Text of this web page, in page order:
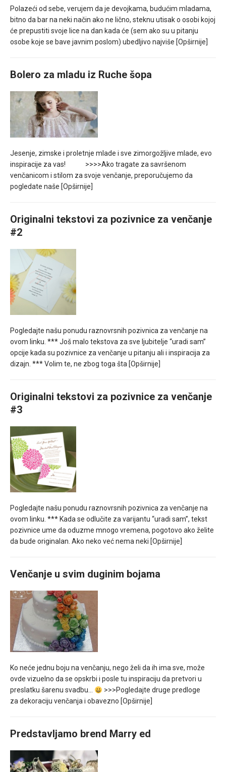
Polazeći od sebe, verujem da je devojkama, budućim mladama,
bitno da bar na neki način ako ne lično, steknu utisak o osobi kojoj
će prepustiti svoje lice na dan kada će (sem ako su u pitanju
osobe koje se bave javnim poslom) ubedljivo najviše [Opširnije]
Bolero za mladu iz Ruche šopa
Jesenje, zimske i proletnje mlade i sve zimorgožljive mlade, evo
inspiracije za vas! >>>>Ako tragate za savršenom
venčanicom i stilom za svoje venčanje, preporučujemo da
pogledate naše [Opširnije]
Originalni tekstovi za pozivnice za venčanje
#2
Pogledajte našu ponudu raznovrsnih pozivnica za venčanje na
ovom linku. *** Još malo tekstova za sve ljubitelje “uradi sam”
opcije kada su pozivnice za venčanje u pitanju ali i inspiracija za
dizajn. *** Volim te, ne zbog toga šta [Opširnije]
Originalni tekstovi za pozivnice za venčanje
#3
Pogledajte našu ponudu raznovrsnih pozivnica za venčanje na
ovom linku. *** Kada se odlučite za varijantu “uradi sam”, tekst
pozivnice ume da oduzme mnogo vremena, pogotovo ako želite
da bude originalan. Ako neko već nema neki [Opširnije]
Venčanje u svim duginim bojama
Ko neće jednu boju na venčanju, nego želi da ih ima sve, može
ovde vizuelno da se opskrbi i posle tu inspiraciju da pretvori u
preslatku šarenu svadbu…
>>>Pogledajte druge predloge
za dekoraciju venčanja i obavezno [Opširnije]
Predstavljamo brend Marry ed